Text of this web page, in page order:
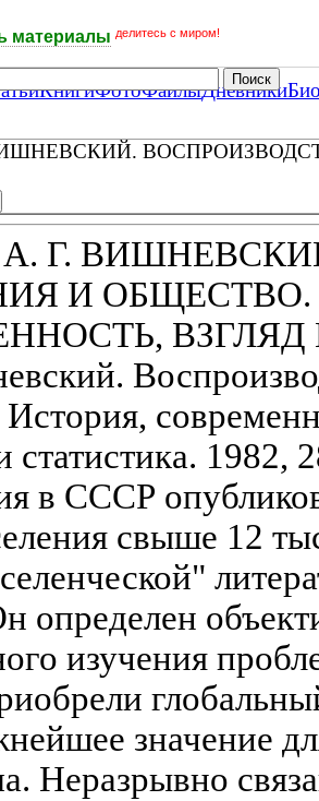
материалы делитесь с миром!
КнигиФотоФайлыДневники
ВИШНЕВСКИЙ.
А. Г.
И ОБЩЕСТВО.
1982,
в СССР
свыше 12
определен
изучения
значение
Неразрывно